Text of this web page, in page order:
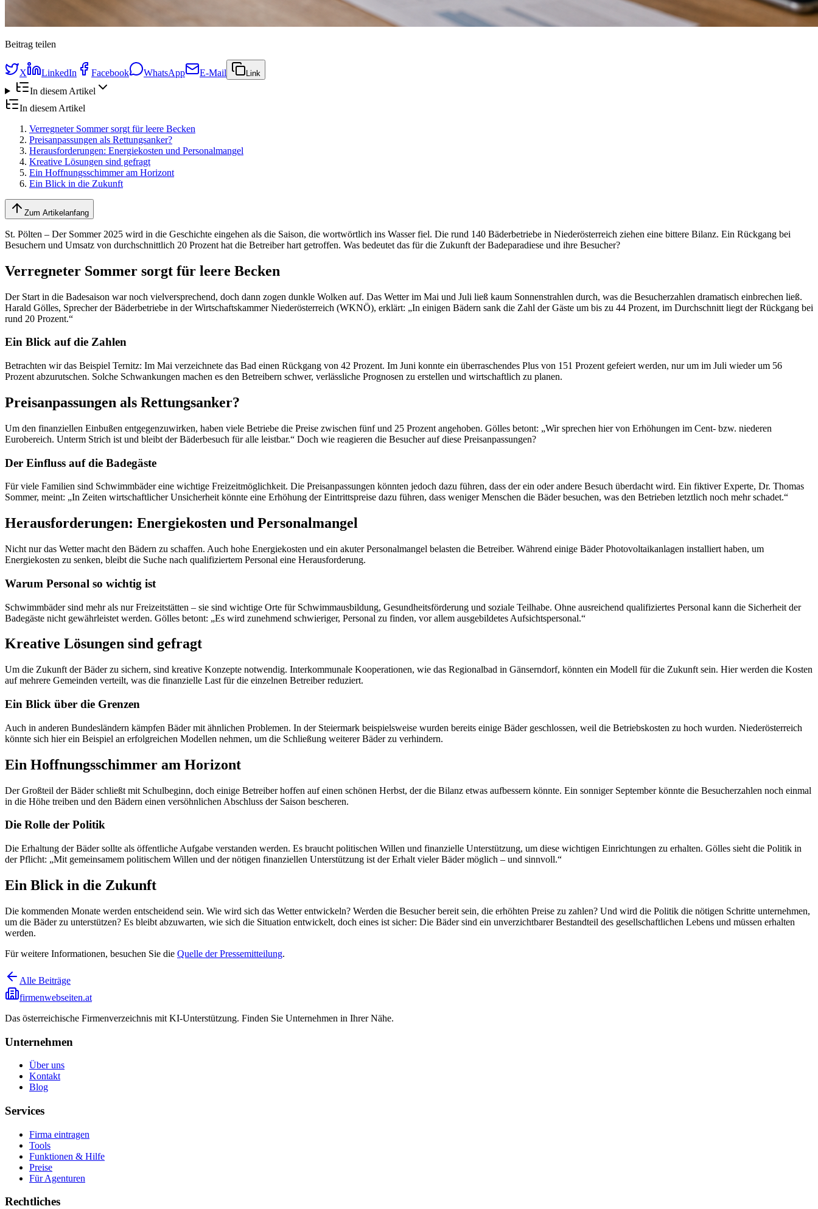
Beitrag teilen
X LinkedIn Facebook WhatsApp E-Mail Link
In diesem Artikel
In diesem Artikel
Verregneter Sommer sorgt für leere Becken
Preisanpassungen als Rettungsanker?
Herausforderungen: Energiekosten und Personalmangel
Kreative Lösungen sind gefragt
Ein Hoffnungsschimmer am Horizont
Ein Blick in die Zukunft
Zum Artikelanfang
St. Pölten – Der Sommer 2025 wird in die Geschichte eingehen als die Saison, die wortwörtlich ins Wasser fiel. Die rund 140 Bäderbetriebe in Niederösterreich ziehen eine bittere Bilanz. Ein Rückgang bei
Besuchern und Umsatz von durchschnittlich 20 Prozent hat die Betreiber hart getroffen. Was bedeutet das für die Zukunft der Badeparadiese und ihre Besucher?
Verregneter Sommer sorgt für leere Becken
Der Start in die Badesaison war noch vielversprechend, doch dann zogen dunkle Wolken auf. Das Wetter im Mai und Juli ließ kaum Sonnenstrahlen durch, was die Besucherzahlen dramatisch einbrechen ließ.
Harald Gölles, Sprecher der Bäderbetriebe in der Wirtschaftskammer Niederösterreich (WKNÖ), erklärt: „In einigen Bädern sank die Zahl der Gäste um bis zu 44 Prozent, im Durchschnitt liegt der Rückgang bei
rund 20 Prozent.“
Ein Blick auf die Zahlen
Betrachten wir das Beispiel Ternitz: Im Mai verzeichnete das Bad einen Rückgang von 42 Prozent. Im Juni konnte ein überraschendes Plus von 151 Prozent gefeiert werden, nur um im Juli wieder um 56
Prozent abzurutschen. Solche Schwankungen machen es den Betreibern schwer, verlässliche Prognosen zu erstellen und wirtschaftlich zu planen.
Preisanpassungen als Rettungsanker?
Um den finanziellen Einbußen entgegenzuwirken, haben viele Betriebe die Preise zwischen fünf und 25 Prozent angehoben. Gölles betont: „Wir sprechen hier von Erhöhungen im Cent- bzw. niederen
Eurobereich. Unterm Strich ist und bleibt der Bäderbesuch für alle leistbar.“ Doch wie reagieren die Besucher auf diese Preisanpassungen?
Der Einfluss auf die Badegäste
Für viele Familien sind Schwimmbäder eine wichtige Freizeitmöglichkeit. Die Preisanpassungen könnten jedoch dazu führen, dass der ein oder andere Besuch überdacht wird. Ein fiktiver Experte, Dr. Thomas
Sommer, meint: „In Zeiten wirtschaftlicher Unsicherheit könnte eine Erhöhung der Eintrittspreise dazu führen, dass weniger Menschen die Bäder besuchen, was den Betrieben letztlich noch mehr schadet.“
Herausforderungen: Energiekosten und Personalmangel
Nicht nur das Wetter macht den Bädern zu schaffen. Auch hohe Energiekosten und ein akuter Personalmangel belasten die Betreiber. Während einige Bäder Photovoltaikanlagen installiert haben, um
Energiekosten zu senken, bleibt die Suche nach qualifiziertem Personal eine Herausforderung.
Warum Personal so wichtig ist
Schwimmbäder sind mehr als nur Freizeitstätten – sie sind wichtige Orte für Schwimmausbildung, Gesundheitsförderung und soziale Teilhabe. Ohne ausreichend qualifiziertes Personal kann die Sicherheit der
Badegäste nicht gewährleistet werden. Gölles betont: „Es wird zunehmend schwieriger, Personal zu finden, vor allem ausgebildetes Aufsichtspersonal.“
Kreative Lösungen sind gefragt
Um die Zukunft der Bäder zu sichern, sind kreative Konzepte notwendig. Interkommunale Kooperationen, wie das Regionalbad in Gänserndorf, könnten ein Modell für die Zukunft sein. Hier werden die Kosten
auf mehrere Gemeinden verteilt, was die finanzielle Last für die einzelnen Betreiber reduziert.
Ein Blick über die Grenzen
Auch in anderen Bundesländern kämpfen Bäder mit ähnlichen Problemen. In der Steiermark beispielsweise wurden bereits einige Bäder geschlossen, weil die Betriebskosten zu hoch wurden. Niederösterreich
könnte sich hier ein Beispiel an erfolgreichen Modellen nehmen, um die Schließung weiterer Bäder zu verhindern.
Ein Hoffnungsschimmer am Horizont
Der Großteil der Bäder schließt mit Schulbeginn, doch einige Betreiber hoffen auf einen schönen Herbst, der die Bilanz etwas aufbessern könnte. Ein sonniger September könnte die Besucherzahlen noch einmal
in die Höhe treiben und den Bädern einen versöhnlichen Abschluss der Saison bescheren.
Die Rolle der Politik
Die Erhaltung der Bäder sollte als öffentliche Aufgabe verstanden werden. Es braucht politischen Willen und finanzielle Unterstützung, um diese wichtigen Einrichtungen zu erhalten. Gölles sieht die Politik in
der Pflicht: „Mit gemeinsamem politischem Willen und der nötigen finanziellen Unterstützung ist der Erhalt vieler Bäder möglich – und sinnvoll.“
Ein Blick in die Zukunft
Die kommenden Monate werden entscheidend sein. Wie wird sich das Wetter entwickeln? Werden die Besucher bereit sein, die erhöhten Preise zu zahlen? Und wird die Politik die nötigen Schritte unternehmen,
um die Bäder zu unterstützen? Es bleibt abzuwarten, wie sich die Situation entwickelt, doch eines ist sicher: Die Bäder sind ein unverzichtbarer Bestandteil des gesellschaftlichen Lebens und müssen erhalten
werden.
Für weitere Informationen, besuchen Sie die Quelle der Pressemitteilung.
Alle Beiträge
firmenwebseiten.at
Das österreichische Firmenverzeichnis mit KI-Unterstützung. Finden Sie Unternehmen in Ihrer Nähe.
Unternehmen
Über uns
Kontakt
Blog
Services
Firma eintragen
Tools
Funktionen & Hilfe
Preise
Für Agenturen
Rechtliches